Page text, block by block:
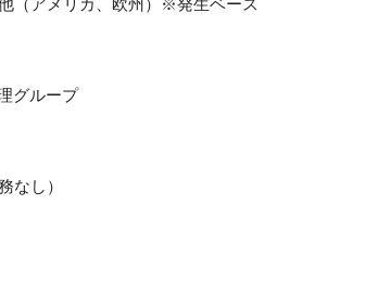
グループ
なし）